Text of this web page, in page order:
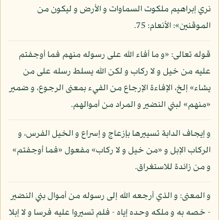
نري إبراهيم ملكوت السماوات و الأرض و ليكون من
الموقنين»: الأنعام: 75.
قوله تعالى: «و ما أفاء الله على رسوله منهم فما أوجفتم
عليه من خيل و لا ركاب و لكن الله يسلط رسله على من
يشاء» إلخ، الإفاءة الإرجاع من الفيء بمعنى الرجوع، و ضمير
«منهم» لبني النضير و المراد من أموالهم.
و إيجاف الدابة تسييرها بإزعاج و إسراع و الخيل الفرس، و
الركاب الإبل و «من خيل و لا ركاب» مفعول «فما أوجفتم»
و من زائدة للاستغراق.
و المعنى: و الذي أرجعه الله إلى رسوله من أموال بني النضير
- خصه به و ملكه وحده إياه - فلم تسيروا عليه فرسا و لا إبلا